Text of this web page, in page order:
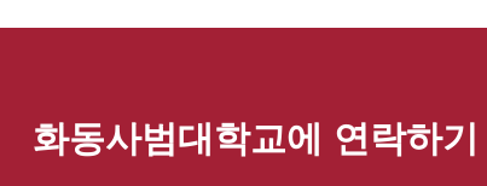
화동사범대학교에 연락하기